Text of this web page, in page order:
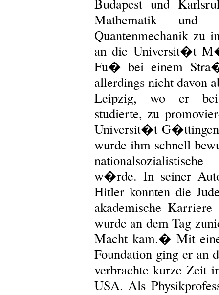
Budapest und
Mathematik
Quantenmechanik zu
an die Universit�t
Fu� bei einem
allerdings nicht davon
Leipzig, wo er
studierte, zu
Universit�t
wurde ihm schnell
w�rde. In seiner
Hitler konnten die
akademische
wurde an dem Tag
Macht kam.� Mit
Foundation ging er an
verbrachte kurze Zeit
USA. Als